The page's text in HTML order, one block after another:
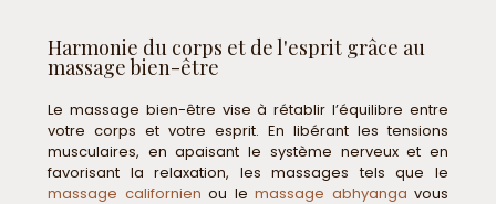
Harmonie du corps et de l'esprit grâce au
massage bien-être
Le massage bien-être vise à rétablir l’équilibre entre
votre corps et votre esprit. En libérant les tensions
musculaires, en apaisant le système nerveux et en
favorisant la relaxation, les massages tels que le
massage californien ou le massage abhyanga vous